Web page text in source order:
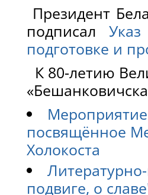
Президент
подписал
подготовке и
К 80-летию
посвящённое
Холокоста
подвиге, о